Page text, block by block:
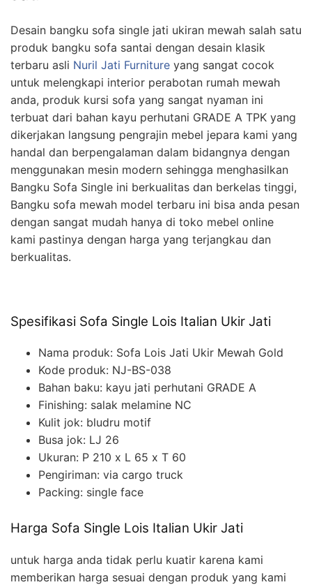
Desain bangku sofa single jati ukiran mewah salah satu
produk bangku sofa santai dengan desain klasik
terbaru asli Nuril Jati Furniture yang sangat cocok
untuk melengkapi interior perabotan rumah mewah
anda, produk kursi sofa yang sangat nyaman ini
terbuat dari bahan kayu perhutani GRADE A TPK yang
dikerjakan langsung pengrajin mebel jepara kami yang
handal dan berpengalaman dalam bidangnya dengan
menggunakan mesin modern sehingga menghasilkan
Bangku Sofa Single ini berkualitas dan berkelas tinggi,
Bangku sofa mewah model terbaru ini bisa anda pesan
dengan sangat mudah hanya di toko mebel online
kami pastinya dengan harga yang terjangkau dan
berkualitas.
Spesifikasi Sofa Single Lois Italian Ukir Jati
Nama produk: Sofa Lois Jati Ukir Mewah Gold
Kode produk: NJ-BS-038
Bahan baku: kayu jati perhutani GRADE A
Finishing: salak melamine NC
Kulit jok: bludru motif
Busa jok: LJ 26
Ukuran: P 210 x L 65 x T 60
Pengiriman: via cargo truck
Packing: single face
Harga Sofa Single Lois Italian Ukir Jati
untuk harga anda tidak perlu kuatir karena kami
memberikan harga sesuai dengan produk yang kami